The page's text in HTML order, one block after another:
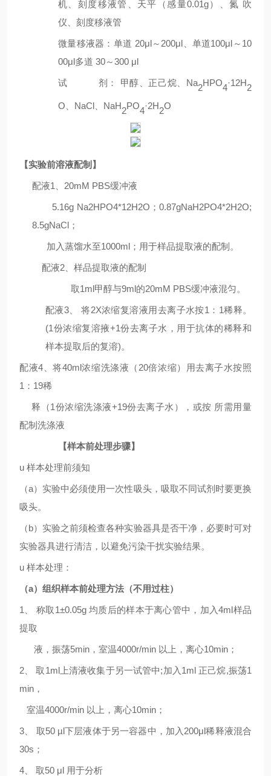
机、刻度移液管、天平（感量0.01g）、氮 吹
仪、刻度移液管
微量移液器：单道 20μl～ 200μl 、单道100μl ～ 10
00μl多道 30～300 μl
试 剂： 甲醇、正己烷、 Na2HPO4·12H2
O
NaCl NaH2PO4·2H2O
【实验前溶液配制】
配液1、20mM PBS缓冲液
5.16g Na2HPO4*12H2O；0.87gNaH2PO4*2H2O;
8.5gNaCl；
加入蒸馏水至1000ml；用于样品提取液的配制。
配液2 、样品提取液的配制
取1ml甲醇与9ml的20mM PBS缓冲液混匀。
配液3、 将2X浓缩复溶液用去离子水按1 ： 1稀释。
(1份浓缩复溶掖+1份去离子水，用于抗体的稀释和
样本提取后的复溶)。
配液4 、将40ml浓缩洗涤液（ 20倍浓缩）用去离子水按照
1 ： 19稀
释（1份浓缩洗涤液+19份去离子水），或按 所需用量
配制洗涤液
【样本前处理步骤】
u 样本处理前须知
（a）实验中必须使用一次性吸头，吸取不同试剂时要更换
吸头。
（b）实验之前须检查各种实验器具是否干净，必要时可对
实验器具进行清洁，以避免污染干扰实验结果。
u 样本处理：
（a）组织样本前处理方法（不用过柱）
1、 称取 1±0.05g 均质后的样本于离心管中，加入4ml样品
提取
液，振荡5min ，室温4000r/min 以上，离心10min ；
2、 取 1ml上清液收集于另一试管中;加入1ml 正己烷,振荡1
min ，
室温4000r/min 以上，离心10min ；
3 取50 µl下层液体于另一容器中，加入 200μl稀释液混合
30s ；
4、 取50 μl 用于分析